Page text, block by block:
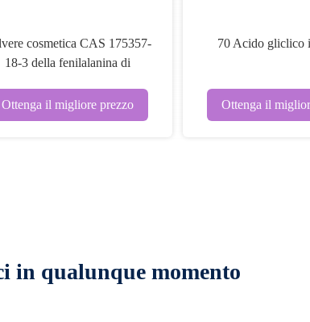
cosmetica CAS 175357-
18-3 della fenilalanina di
Ottenga il migliore prezzo
70 Acido gliclico
Ottenga il
in qualunque momento